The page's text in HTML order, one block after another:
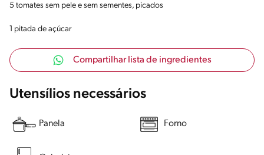
5 tomates sem pele e sem sementes, picados
1 pitada de açúcar
Compartilhar lista de ingredientes
Utensílios necessários
Panela Forno